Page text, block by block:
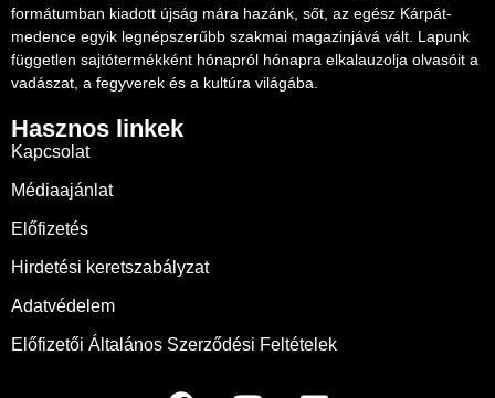
formátumban kiadott újság mára hazánk, sőt, az egész Kárpát-
medence egyik legnépszerűbb szakmai magazinjává vált. Lapunk
független sajtótermékként hónapról hónapra elkalauzolja olvasóit a
vadászat, a fegyverek és a kultúra világába.
Hasznos linkek
Kapcsolat
Médiaajánlat
Előfizetés
Hirdetési keretszabályzat
Adatvédelem
Előfizetői Általános Szerződési Feltételek